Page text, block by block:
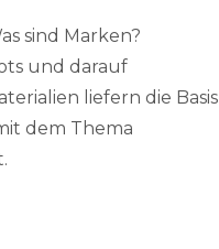
sind Marken?
und darauf
liefern die Basis
dem Thema